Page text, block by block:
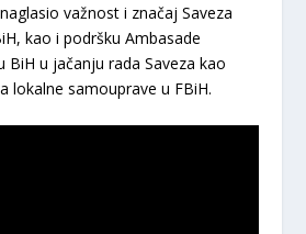
važnost i značaj Saveza
kao i podršku Ambasade
BiH u jačanju rada Saveza kao
lokalne samouprave u FBiH.